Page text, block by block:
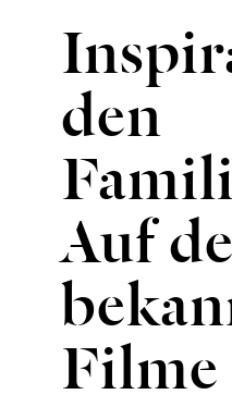
den
Auf
Filme